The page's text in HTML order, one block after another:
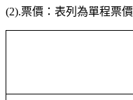
(2).票價：表列為單程票價